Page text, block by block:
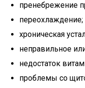
пренебрежение
переохлаждение;
хроническая
неправильное
недостаток
проблемы со